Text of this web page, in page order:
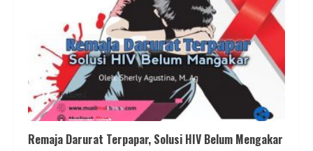
Remaja Darurat Terpapar, Solusi HIV Belum Mengakar